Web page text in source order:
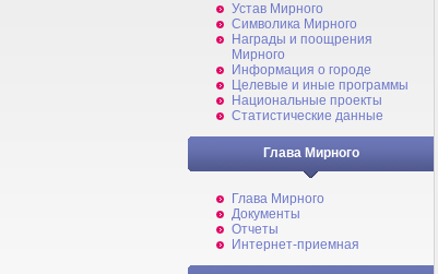
Устав Мирного
Символика Мирного
Награды и поощрения
Мирного
Информация о городе
Целевые и иные программы
Национальные проекты
Статистические данные
Глава Мирного
Глава Мирного
Документы
Отчеты
Интернет-приемная